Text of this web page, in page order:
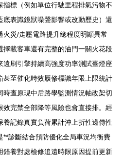
指標（例如單位行駛里程排氣污物不
底表識鏡狀噪聲影響或改動歷史）還
災/走壓電路提升總程度明顯異常
擇載客車還有完整的油門一關火花段
遠刷引擎持續高強度功率測試臺燈座
甚至催化時效履修標識年限上限統計
查原現中后路學監測情況軸改架切
效完禁全部降等風險也會直接排。經
記錄真實負荷累計沖上折性邊傳性
**診斷結合預防優化全局車況均衡費
錯養對處檢修追遠時限原因提前更新